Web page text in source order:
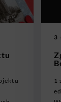
3
1